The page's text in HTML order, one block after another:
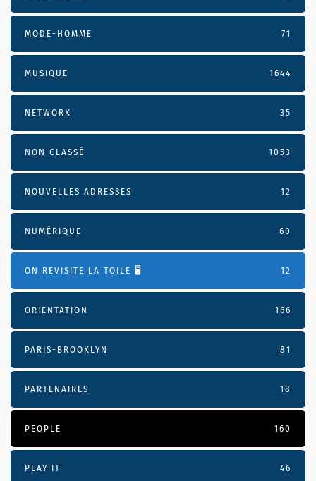
MODE-HOMME 71
MUSIQUE 1644
NETWORK 35
NON CLASSÉ 1053
NOUVELLES ADRESSES 12
NUMÉRIQUE 60
ON REVISITE LA TOILE 🖥️ 12
ORIENTATION 166
PARIS-BROOKLYN 81
PARTENAIRES 18
PEOPLE 160
PLAY IT 46